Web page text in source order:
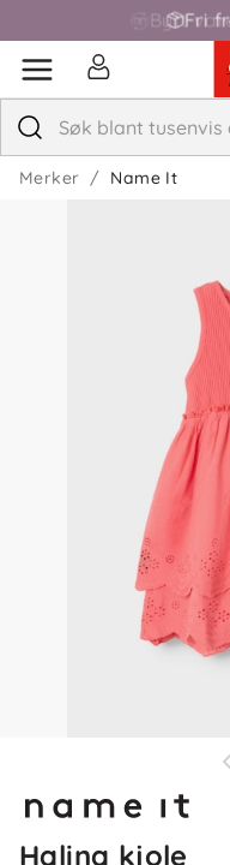
Fri
Merker Name It
Halina kjole